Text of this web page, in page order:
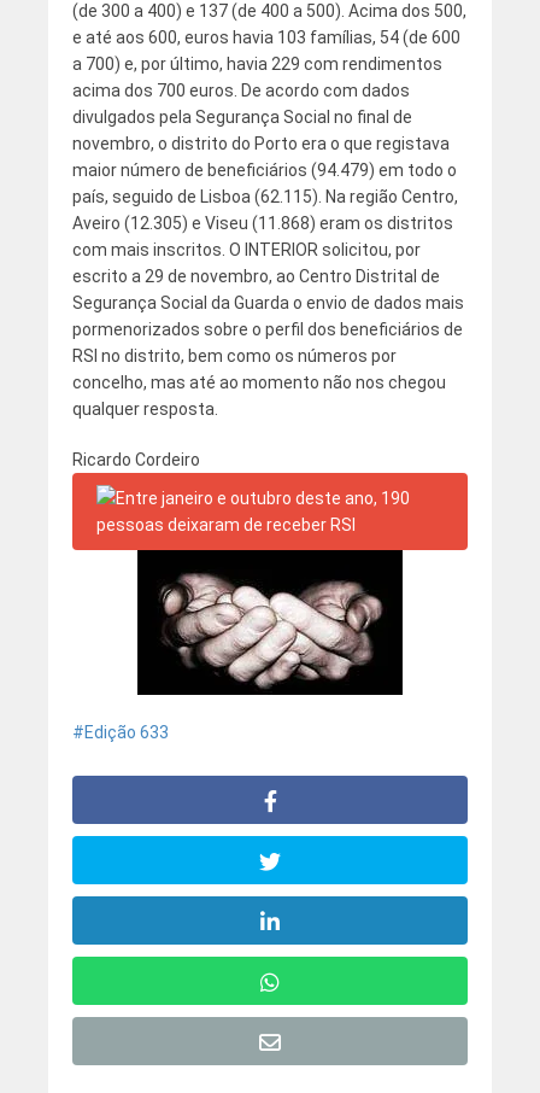
(de 300 a 400) e 137 (de 400 a 500). Acima dos 500,
e até aos 600, euros havia 103 famílias, 54 (de 600
a 700) e, por último, havia 229 com rendimentos
acima dos 700 euros. De acordo com dados
divulgados pela Segurança Social no final de
novembro, o distrito do Porto era o que registava
maior número de beneficiários (94.479) em todo o
país, seguido de Lisboa (62.115). Na região Centro,
Aveiro (12.305) e Viseu (11.868) eram os distritos
com mais inscritos. O INTERIOR solicitou, por
escrito a 29 de novembro, ao Centro Distrital de
Segurança Social da Guarda o envio de dados mais
pormenorizados sobre o perfil dos beneficiários de
RSI no distrito, bem como os números por
concelho, mas até ao momento não nos chegou
qualquer resposta.
Ricardo Cordeiro
Edição 633